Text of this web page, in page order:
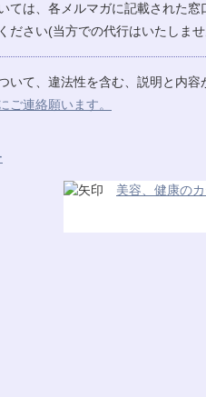
ては、各メルマガに記載された
ださい(当方での代行はいたしませ
いて、違法性を含む、説明と内
ご連絡願います。
美容、健康の